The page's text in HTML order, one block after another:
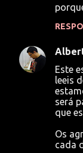
Este
leeis
será
que
Os
cada